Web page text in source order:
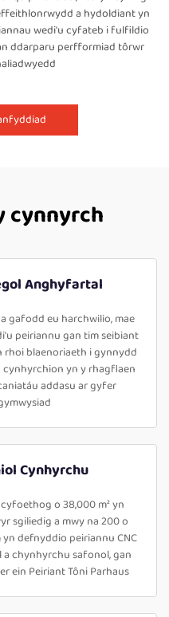
a hydoldiant yn
wedi'u cyfateb i fulfildio
ddarparu perfformiad tôrwr
cynnyrch
Anghyfartal
gafodd eu harchwilio, mae
peiriannu gan tim seibiant
rhoi blaenoriaeth i gynnydd
yn y rhagflaen
addasu ar gyfer
Cynhyrchu
o 38,000 m² yn
sgiliedig a mwy na 200 o
defnyddio peiriannu CNC
chynhyrchu safonol, gan
ein Peiriant Tôni Parhaus